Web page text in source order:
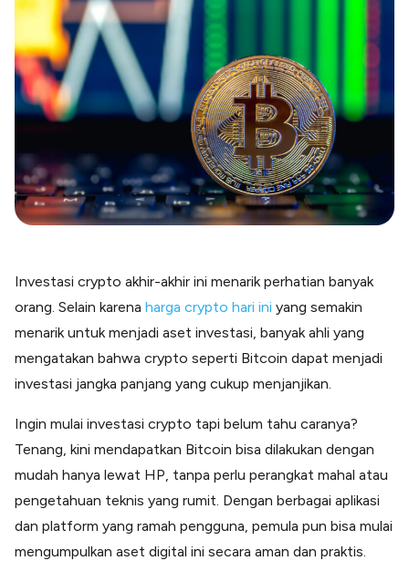
Paper XB
Bayar luar negeri pakai kartu kredit
Kartu Kredit Bisnis
Paper Card
Satu kartu untuk bisnis & personal
Paper Horizon
Kartu korporat expense terlengkap
Solusi Industri
Konstruksi
Kelola Pembayaran Termin Proyek
Health & Beauty
Lainnya
Integrasi sistem bisnis dengan API
Software Akuntansi
Pencatatan Laporan Keuangan Gratis
Integrasi Accurate
Blog
Kumpulan tips dan informasi bisnis
Investasi crypto akhir-akhir ini menarik perhatian banyak
orang. Selain karena harga crypto hari ini yang semakin
menarik untuk menjadi aset investasi, banyak ahli yang
mengatakan bahwa crypto seperti Bitcoin dapat menjadi
investasi jangka panjang yang cukup menjanjikan.
Ingin mulai investasi crypto tapi belum tahu caranya?
Tenang, kini mendapatkan Bitcoin bisa dilakukan dengan
mudah hanya lewat HP, tanpa perlu perangkat mahal atau
pengetahuan teknis yang rumit. Dengan berbagai aplikasi
dan platform yang ramah pengguna, pemula pun bisa mulai
mengumpulkan aset digital ini secara aman dan praktis.